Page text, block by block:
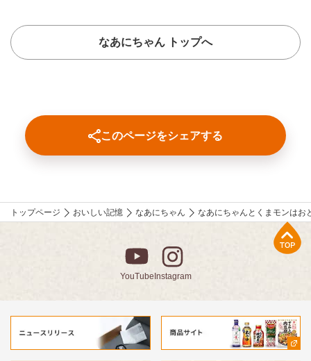
なあにちゃん トップへ
このページをシェアする
トップページ おいしい記憶 なあにちゃん なあにちゃんとくまモンはお
YouTubeInstagram